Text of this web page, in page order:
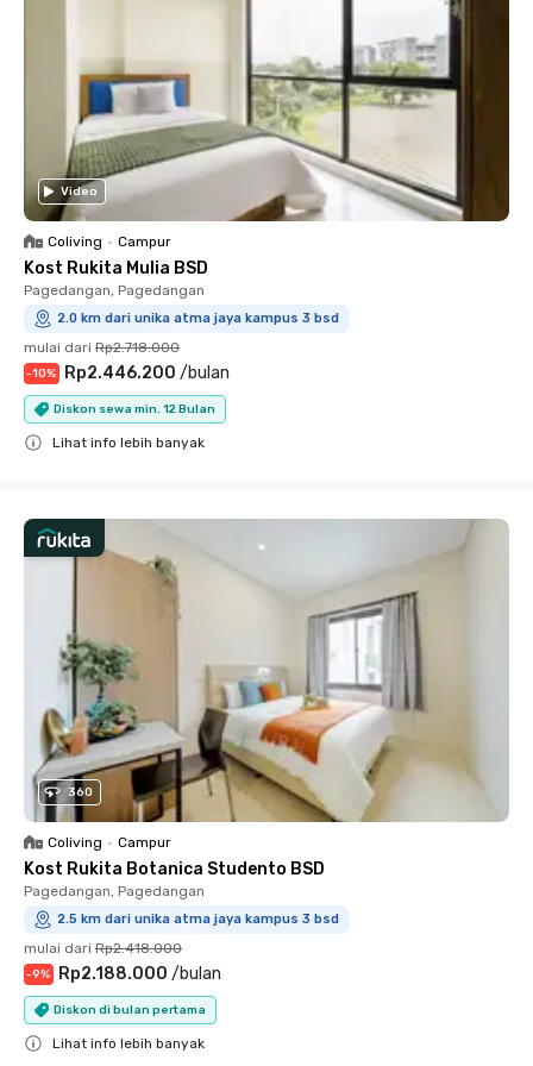
Video
Coliving • Campur
Kost Rukita Mulia BSD
Pagedangan, Pagedangan
2.0 km dari unika atma jaya kampus 3 bsd
mulai dari Rp2.718.000
-10% Rp2.446.200 /bulan
Diskon sewa min. 12 Bulan
Lihat info lebih banyak
360
Coliving • Campur
Kost Rukita Botanica Studento BSD
Pagedangan, Pagedangan
2.5 km dari unika atma jaya kampus 3 bsd
mulai dari Rp2.418.000
-9% Rp2.188.000 /bulan
Diskon di bulan pertama
Lihat info lebih banyak